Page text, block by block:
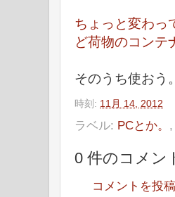
ちょっと変わっ
ど荷物のコンテ
そのうち使おう。
時刻: 11月 14, 2012
ラベル: PCとか。 ,
0 件のコメン
コメントを投稿